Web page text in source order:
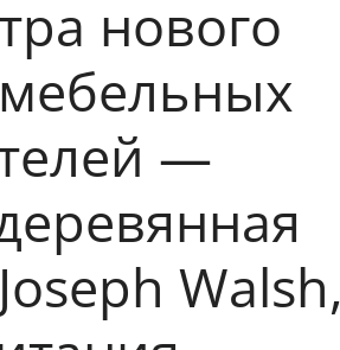
нового
мебельных
—
Walsh,